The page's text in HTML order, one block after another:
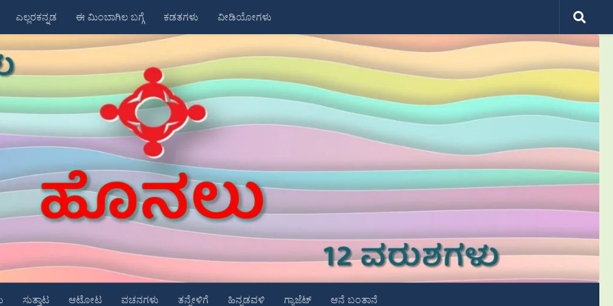
ಎಲ್ಲರಕನ್ನಡ ಈ ಮಿಂಬಾಗಿಲ ಬಗ್ಗೆ ಕಡತಗಳು ವೀಡಿಯೋಗಳು
ಸುತ್ತಾಟ ಆಟೋಟ ವಚನಗಳು ತನ್ನೇಳಿಗೆ ಹಿನ್ನಡವಳಿ ಗ್ಯಾಜೆಟ್ ಆನೆ ಬಂತಾನೆ